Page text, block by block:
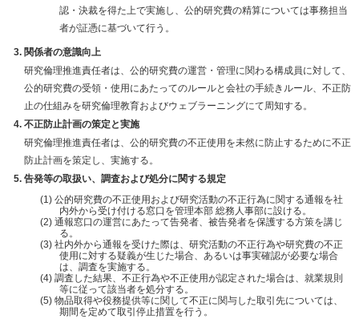
認・決裁を得た上で実施し、公的研究費の精算については事務担当
者が証憑に基づいて行う。
関係者の意識向上
研究倫理推進責任者は、公的研究費の運営・管理に関わる構成員に対して、
公的研究費の受領・使用にあたってのルールと会社の手続きルール、不正防
止の仕組みを研究倫理教育およびウェブラーニングにて周知する。
不正防止計画の策定と実施
研究倫理推進責任者は、公的研究費の不正使用を未然に防止するために不正
防止計画を策定し、実施する。
告発等の取扱い、調査および処分に関する規定
公的研究費の不正使用および研究活動の不正行為に関する通報を社
内外から受け付ける窓口を管理本部 総務人事部に設ける。
通報窓口の運営にあたって告発者、被告発者を保護する方策を講じ
る。
社内外から通報を受けた際は、研究活動の不正行為や研究費の不正
使用に対する疑義が生じた場合、あるいは事実確認が必要な場合
は、調査を実施する。
調査した結果、不正行為や不正使用が認定された場合は、就業規則
等に従って該当者を処分する。
物品取得や役務提供等に関して不正に関与した取引先については、
期間を定めて取引停止措置を行う。